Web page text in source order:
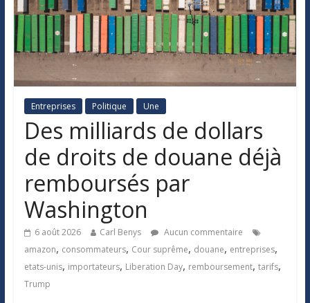
Entreprises Politique Une
Des milliards de dollars
de droits de douane déjà
remboursés par
Washington
6 août 2026 Carl Benys
Aucun commentaire
amazon, consommateurs, Cour suprême, douane, entreprises,
etats-unis, importateurs, Liberation Day, remboursement, tarifs,
Trump